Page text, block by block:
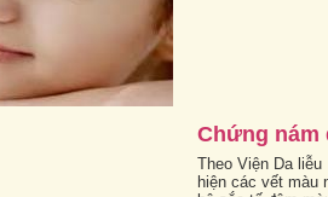
Chứng nám
Theo Viện Da
hiện các vết màu